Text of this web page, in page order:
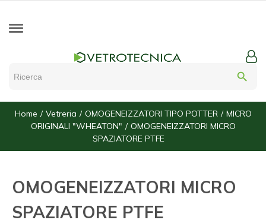
search
Home Vetreria OMOGENEIZZATORI TIPO POTTER
MICRO
ORIGINALI "WHEATON"
OMOGENEIZZATORI MICRO
SPAZIATORE PTFE
OMOGENEIZZATORI MICRO
SPAZIATORE PTFE